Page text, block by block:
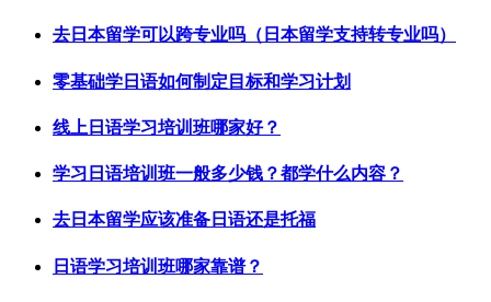
去日本留学可以跨专业吗（日本留学支持转专业吗）
零基础学日语如何制定目标和学习计划
线上日语学习培训班哪家好？
学习日语培训班一般多少钱？都学什么内容？
去日本留学应该准备日语还是托福
日语学习培训班哪家靠谱？